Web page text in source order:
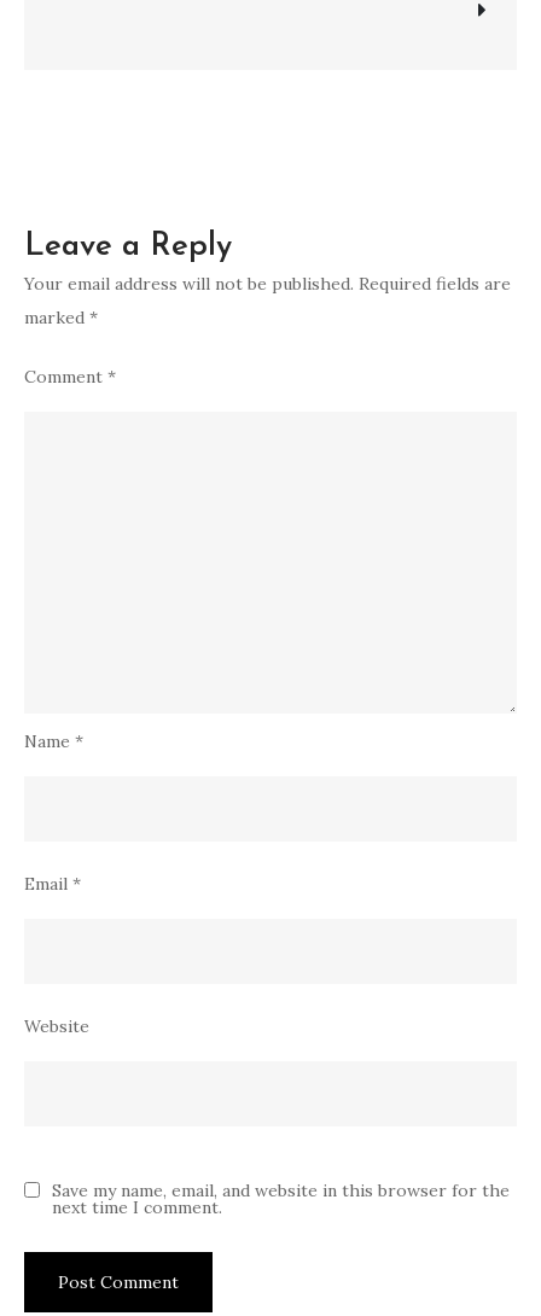
Leave a Reply
Your email address will not be published. Required fields are
marked *
Comment *
Name *
Email *
Website
Save my name, email, and website in this browser for the
next time I comment.